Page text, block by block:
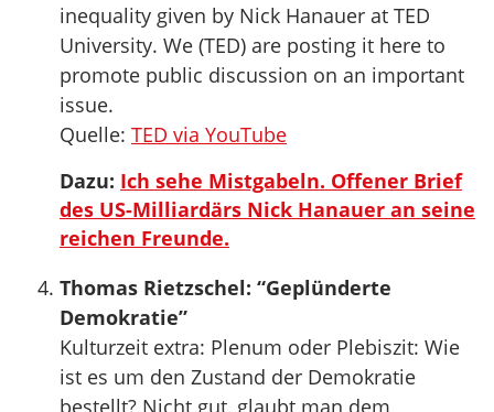
inequality given by Nick Hanauer at TED
University. We (TED) are posting it here to
promote public discussion on an important
issue.
Quelle: TED via YouTube
Dazu: Ich sehe Mistgabeln. Offener Brief
des US-Milliardärs Nick Hanauer an seine
reichen Freunde.
Thomas Rietzschel: “Geplünderte
Demokratie”
Kulturzeit extra: Plenum oder Plebiszit: Wie
ist es um den Zustand der Demokratie
bestellt? Nicht gut, glaubt man dem